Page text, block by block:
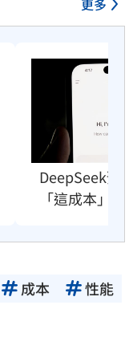
更多
DeepSeek預
「這成本」撐
成本
性能